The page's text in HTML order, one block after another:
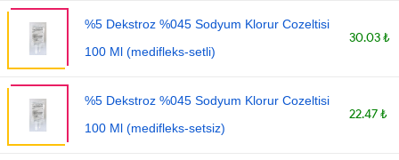
%5 Dekstroz %045 Sodyum Klorur Cozeltisi
100 Ml (medifleks-setli)
30.03 ₺
%5 Dekstroz %045 Sodyum Klorur Cozeltisi
100 Ml (medifleks-setsiz)
22.47 ₺